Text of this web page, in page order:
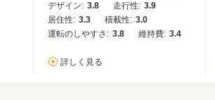
デザイン: 3.8 走行性: 3.9
居住性: 3.3 積載性: 3.0
運転のしやすさ: 3.8 維持費: 3.4
詳しく見る